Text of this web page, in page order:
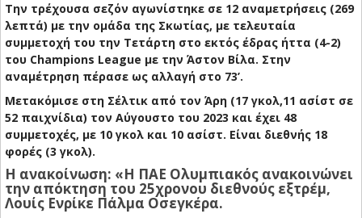
Την τρέχουσα σεζόν αγωνίστηκε σε 12 αναμετρήσεις (269
λεπτά) με την ομάδα της Σκωτίας, με τελευταία
συμμετοχή του την Τετάρτη στο εκτός έδρας ήττα (4-2)
του Champions League με την Άστον Βίλα. Στην
αναμέτρηση πέρασε ως αλλαγή στο 73’.
Μετακόμισε στη Σέλτικ από τον Άρη (17 γκολ,11 ασίστ σε
52 παιχνίδια) τον Αύγουστο του 2023 και έχει 48
συμμετοχές, με 10 γκολ και 10 ασίστ. Είναι διεθνής 18
φορές (3 γκολ).
Η ανακοίνωση: «Η ΠΑΕ Ολυμπιακός ανακοινώνει
την απόκτηση του 25χρονου διεθνούς εξτρέμ,
Λουίς Ενρίκε Πάλμα Οσεγκέρα.